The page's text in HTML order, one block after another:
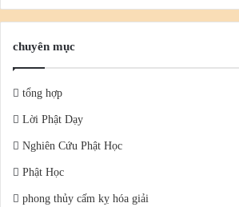
chuyên mục
tổng hợp
Lời Phật Dạy
Nghiên Cứu Phật Học
Phật Học
phong thủy cấm kỵ hóa giải